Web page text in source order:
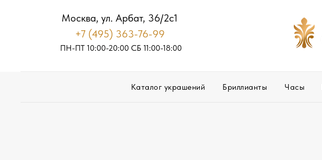
Москва, ул. Арбат, 36/2с1
+7 (495) 363-76-99
ПН-ПТ 10:00-20:00 СБ 11:00-18:00
Каталог украшений Бриллианты Часы